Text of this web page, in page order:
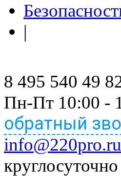
|
8 495 540 49
Пн-Пт 10:00 -
обратный
info@220pro.ru
круглосуточно